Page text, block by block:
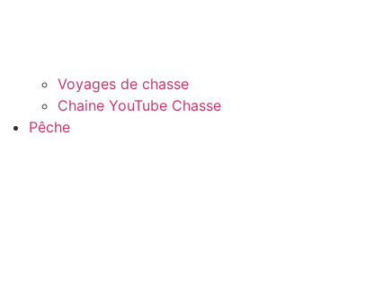
Voyages de chasse
Chaine YouTube Chasse
Pêche